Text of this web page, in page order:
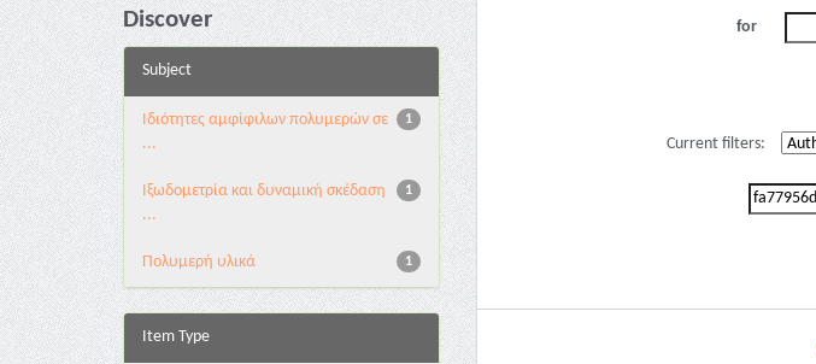
Discover
Subject
1
Ιδιότητες αμφίφιλων πολυμερών σε
...
1
Ιξωδομετρία και δυναμική σκέδαση
...
1
Πολυμερή υλικά
Item Type
for
Current filters: